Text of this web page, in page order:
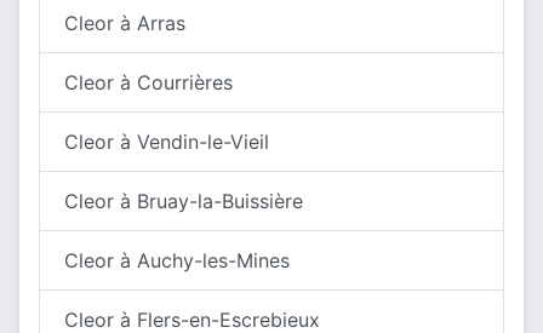
Cleor à Arras
Cleor à Courrières
Cleor à Vendin-le-Vieil
Cleor à Bruay-la-Buissière
Cleor à Auchy-les-Mines
Cleor à Flers-en-Escrebieux